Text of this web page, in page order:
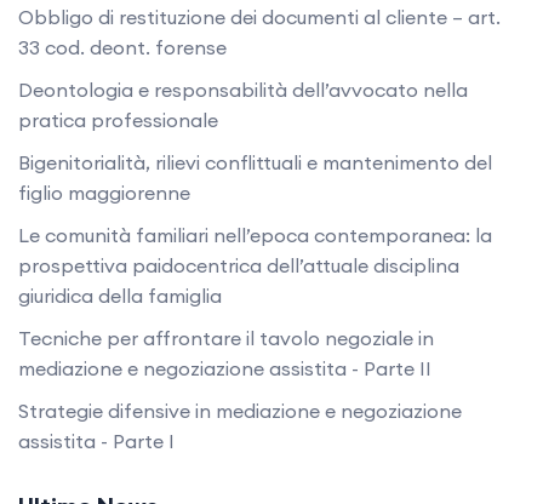
Obbligo di restituzione dei documenti al cliente – art.
33 cod. deont. forense
Deontologia e responsabilità dell’avvocato nella
pratica professionale
Bigenitorialità, rilievi conflittuali e mantenimento del
figlio maggiorenne
Le comunità familiari nell’epoca contemporanea: la
prospettiva paidocentrica dell’attuale disciplina
giuridica della famiglia
Tecniche per affrontare il tavolo negoziale in
mediazione e negoziazione assistita - Parte II
Strategie difensive in mediazione e negoziazione
assistita - Parte I